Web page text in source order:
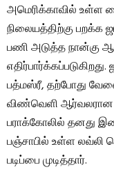
அமெரிக்காவில் உள்ள
நிலையத்திற்கு பறக்க
பணி அடுத்த நான்கு
பத்மஸ்ரீ, தற்போது
விண்வெளி
பராக்கோலில் தனது
பஞ்சாபில் உள்ள லவ்லி
படிப்பை முடித்தார்.